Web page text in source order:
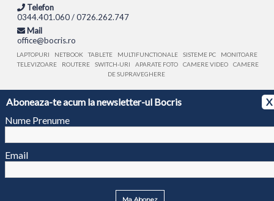
Aboneaza-te acum la newsletter-ul Bocris
X
Nume Prenume
Email
Telefon
0344.401.060 / 0726.262.747
Mail
office@bocris.ro
LAPTOPURI NETBOOK TABLETE MULTIFUNCTIONALE SISTEME PC
MONITOARE
TELEVIZOARE
ROUTERE SWITCH-URI APARATE FOTO CAMERE VIDEO
CAMERE
DE SUPRAVEGHERE
© 1994 - 2026 BOCRIS SERV S.R.L. | CUI: RO6260085, REG. COM.: J29/2413/1994